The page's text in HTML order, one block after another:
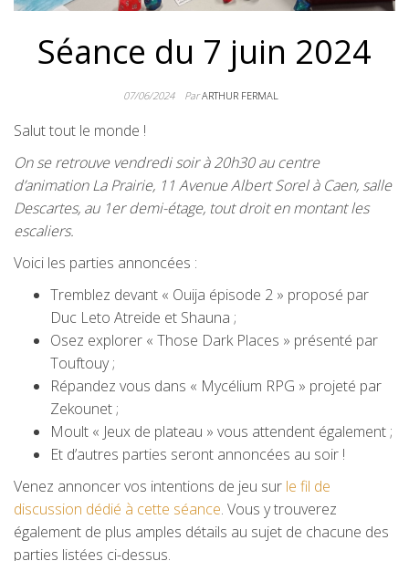
Séance du 7 juin 2024
07/06/2024 ParARTHUR FERMAL
Salut tout le monde !
On se retrouve vendredi soir à 20h30 au centre
d’animation La Prairie, 11 Avenue Albert Sorel à Caen, salle
Descartes, au 1er demi-étage, tout droit en montant les
escaliers.
Voici les parties annoncées :
Tremblez devant « Ouija épisode 2 » proposé par
Duc Leto Atreide et Shauna ;
Osez explorer « Those Dark Places » présenté par
Touftouy ;
Répandez vous dans « Mycélium RPG » projeté par
Zekounet ;
Moult « Jeux de plateau » vous attendent également ;
Et d’autres parties seront annoncées au soir !
Venez annoncer vos intentions de jeu sur le fil de
discussion dédié à cette séance. Vous y trouverez
également de plus amples détails au sujet de chacune des
parties listées ci-dessus.